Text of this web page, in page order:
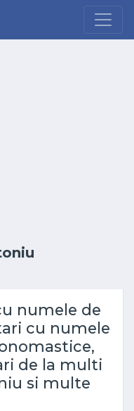
numele de
cu numele
de la multi
si multe